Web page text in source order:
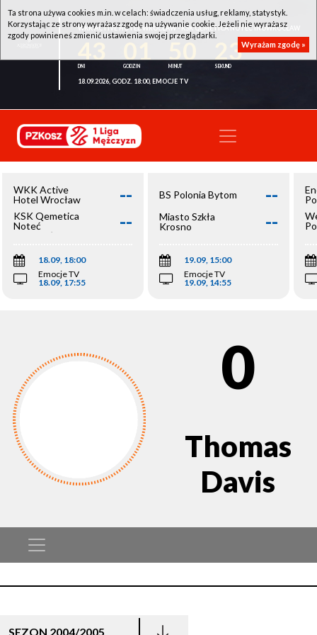
WKK ACTIVE HOTEL WROCŁAW - KSK QEMETICA NOTEĆ INOWROCŁAW
23
18.09.2026, GODZ. 18:00, EMOCJE TV
WKK Active
Hotel Wrocław
--
KSK Qemetica
Noteć
Inowrocław
--
18.09, 18:00
Emocje TV
18.09, 17:55
BS Polonia Bytom --
Miasto Szkła
Krosno
--
19.09, 15:00
Emocje TV
19.09, 14:55
0
Thomas
Davis
SEZON 2004/2005
Ta strona używa cookies m.in. w celach: świadczenia usług, reklamy, statystyk.
Korzystając ze strony wyrażasz zgodę na używanie cookie. Jeżeli nie wyrażasz
zgody powinieneś zmienić ustawienia swojej przeglądarki.
Wyrażam zgodę »